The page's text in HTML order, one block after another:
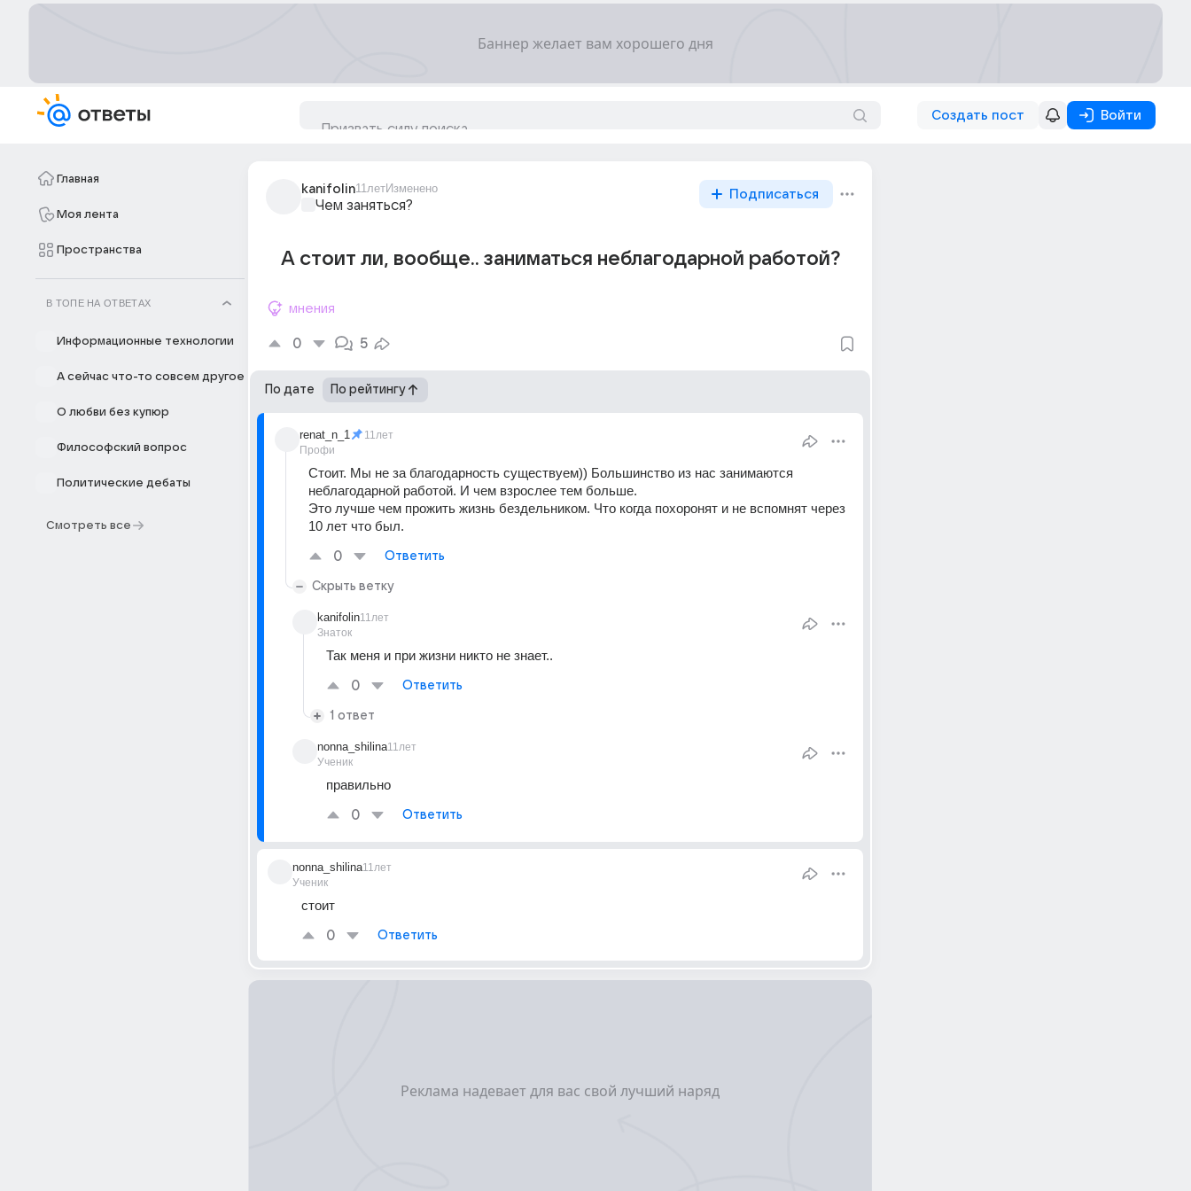
Создать пост Войти
Главная
Моя лента
Пространства
В ТОПЕ НА ОТВЕТАХ
Информационные технологии
А сейчас что-то совсем другое
О любви без купюр
Философский вопрос
Политические дебаты
Смотреть все
kanifolin11летИзменено
Чем заняться?
Подписаться
А стоит ли, вообще.. заниматься неблагодарной работой?
мнения
0 5
По дате По рейтингу
renat_n_1
Профи
11лет
Стоит. Мы не за благодарность существуем)) Большинство из нас занимаются
неблагодарной работой. И чем взрослее тем больше.
Это лучше чем прожить жизнь бездельником. Что когда похоронят и не вспомнят через
10 лет что был.
0 Ответить
Скрыть ветку
kanifolin
Знаток
11лет
Так меня и при жизни никто не знает..
0 Ответить
1 ответ
nonna_shilina
Ученик
11лет
правильно
0 Ответить
nonna_shilina
Ученик
11лет
стоит
0 Ответить